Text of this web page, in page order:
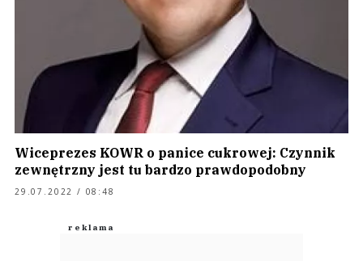
Wiceprezes KOWR o panice cukrowej: Czynnik
zewnętrzny jest tu bardzo prawdopodobny
29.07.2022 / 08:48